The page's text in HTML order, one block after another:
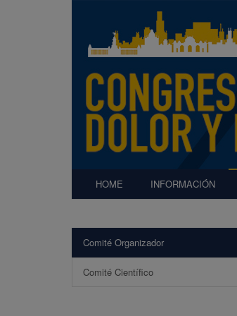
HOME INFORMACIÓN
Comité Organizador
Comité Científico